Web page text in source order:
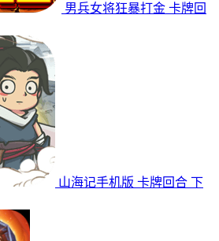
男兵女将狂暴打金 卡牌回
山海记手机版 卡牌回合 下